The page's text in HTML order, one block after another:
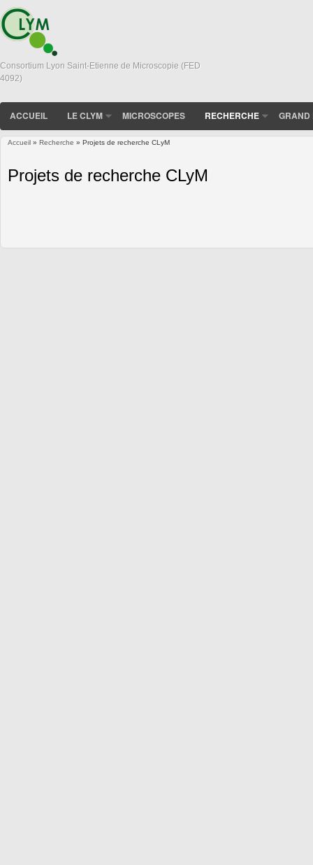
Consortium Lyon Saint-Etienne de Microscopie (FED
4092)
ACCUEIL LE CLYM MICROSCOPES RECHERCHE GRAND
Accueil » Recherche » Projets de recherche CLyM
Projets de recherche CLyM